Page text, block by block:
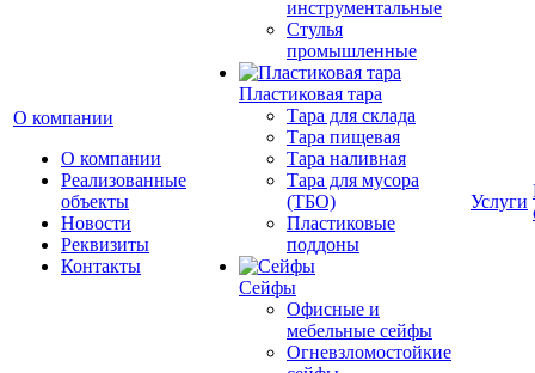
О компании
О компании
Реализованные
объекты
Новости
Реквизиты
Контакты
инструментальные
Cтулья
промышленные
Пластиковая тара
Тара для склада
Тара пищевая
Тара наливная
Тара для мусора
(ТБО)
Пластиковые
поддоны
Сейфы
Офисные и
мебельные сейфы
Огневзломостойкие
Услуги